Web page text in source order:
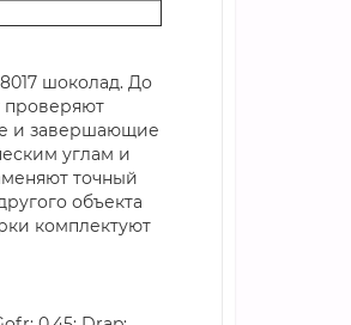
шоколад. До
проверяют
и завершающие
углам и
точный
объекта
комплектуют